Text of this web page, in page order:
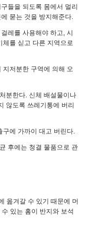
들을 되도록 몸에서 멀리
묻는 것을 방지해준다.
레를 사용해야 하고, 시
를 싣고 다른 지역으로
지저분한 구역에 의해 오
분한다. 신체 배설물이나
않도록 쓰레기통에 버리
에 가까이 대고 버린다.
후에는 청결 물품으로 관
옮겨갈 수 있기 때문에 머
있는 홈이 반지와 보석